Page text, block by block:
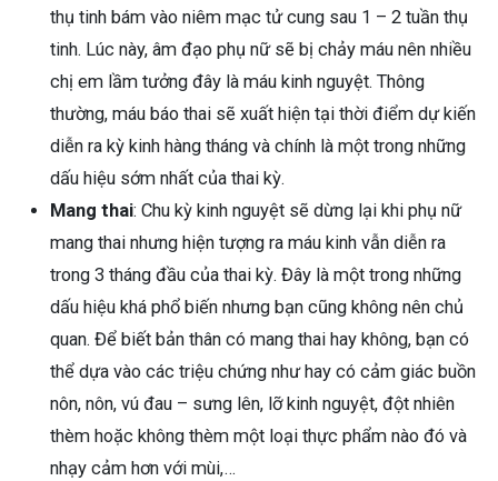
thụ tinh bám vào niêm mạc tử cung sau 1 – 2 tuần thụ
tinh. Lúc này, âm đạo phụ nữ sẽ bị chảy máu nên nhiều
chị em lầm tưởng đây là máu kinh nguyệt. Thông
thường, máu báo thai sẽ xuất hiện tại thời điểm dự kiến
diễn ra kỳ kinh hàng tháng và chính là một trong những
dấu hiệu sớm nhất của thai kỳ.
Mang thai: Chu kỳ kinh nguyệt sẽ dừng lại khi phụ nữ
mang thai nhưng hiện tượng ra máu kinh vẫn diễn ra
trong 3 tháng đầu của thai kỳ. Đây là một trong những
dấu hiệu khá phổ biến nhưng bạn cũng không nên chủ
quan. Để biết bản thân có mang thai hay không, bạn có
thể dựa vào các triệu chứng như hay có cảm giác buồn
nôn, nôn, vú đau – sưng lên, lỡ kinh nguyệt, đột nhiên
thèm hoặc không thèm một loại thực phẩm nào đó và
nhạy cảm hơn với mùi,…